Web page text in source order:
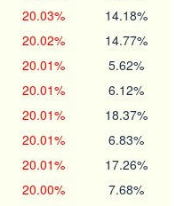
20.03% 14.18%
20.02% 14.77%
20.01% 5.62%
20.01% 6.12%
20.01% 18.37%
20.01% 6.83%
20.01% 17.26%
20.00% 7.68%